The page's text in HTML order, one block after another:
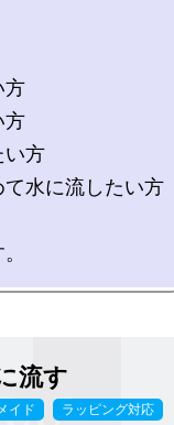
方
方
い方
て水に流したい方
流す
イド ラッピング対応